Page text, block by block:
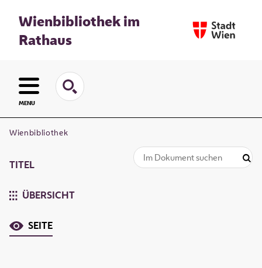
Wienbibliothek im
Rathaus
MENU
Wienbibliothek
TITEL
ÜBERSICHT
SEITE